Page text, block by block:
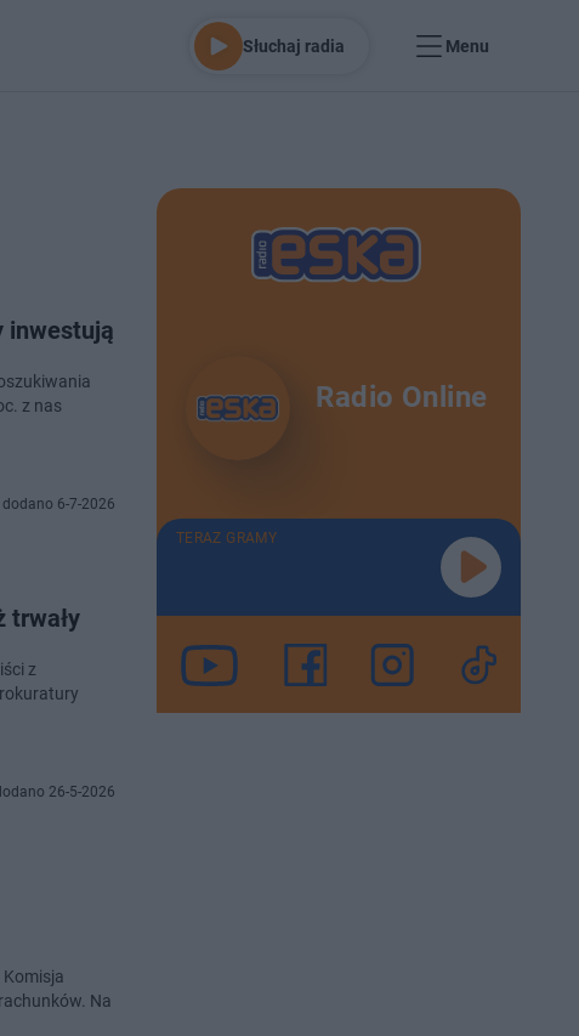
Słuchaj radia Menu
inwestują
z nas
dodano 6-7-2026
trwały
z
26-5-2026
Na
Radio Online
TERAZ GRAMY